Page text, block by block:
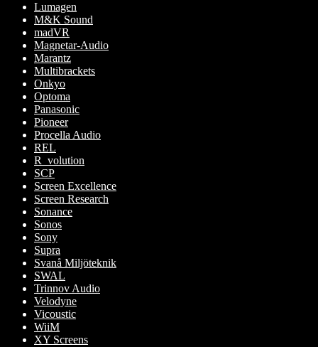
Lumagen
M&K Sound
madVR
Magnetar-Audio
Marantz
Multibrackets
Onkyo
Optoma
Panasonic
Pioneer
Procella Audio
REL
R_volution
SCP
Screen Excellence
Screen Research
Sonance
Sonos
Sony
Supra
Svanå Miljöteknik
SWAL
Trinnov Audio
Velodyne
Vicoustic
WiiM
XY Screens